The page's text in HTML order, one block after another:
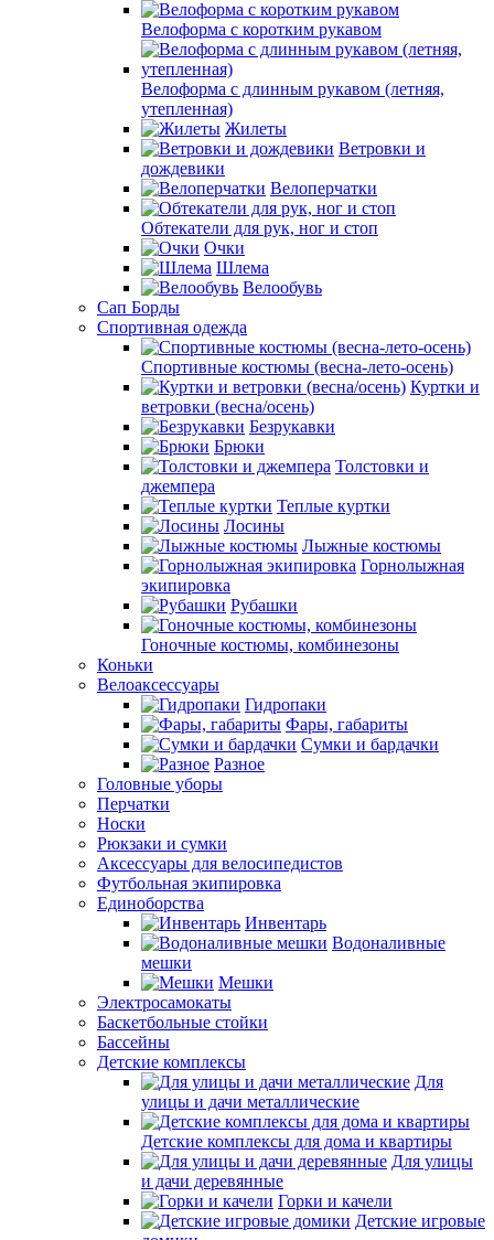
Велоформа с коротким рукавом
Велоформа с длинным рукавом (летняя,
утепленная)
Жилеты
Ветровки и
дождевики
Велоперчатки
Обтекатели для рук, ног и стоп
Очки
Шлема
Велообувь
Сап Борды
Спортивная одежда
Спортивные костюмы (весна-лето-осень)
Куртки и
ветровки (весна/осень)
Безрукавки
Брюки
Толстовки и
джемпера
Теплые куртки
Лосины
Лыжные костюмы
Горнолыжная
экипировка
Рубашки
Гоночные костюмы, комбинезоны
Коньки
Велоаксессуары
Гидропаки
Фары, габариты
Сумки и бардачки
Разное
Головные уборы
Перчатки
Носки
Рюкзаки и сумки
Аксессуары для велосипедистов
Футбольная экипировка
Единоборства
Инвентарь
Водоналивные
мешки
Мешки
Электросамокаты
Баскетбольные стойки
Бассейны
Детские комплексы
Для
улицы и дачи металлические
Детские комплексы для дома и квартиры
Для улицы
и дачи деревянные
Горки и качели
Детские игровые